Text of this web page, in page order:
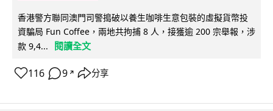
香港警方聯同澳門司警搗破以養生咖啡生意包裝的虛擬貨幣投
資騙局 Fun Coffee，兩地共拘捕 8 人，接獲逾 200 宗舉報，涉
款 9,4...
閱讀全文
116 9 ↗ 分享